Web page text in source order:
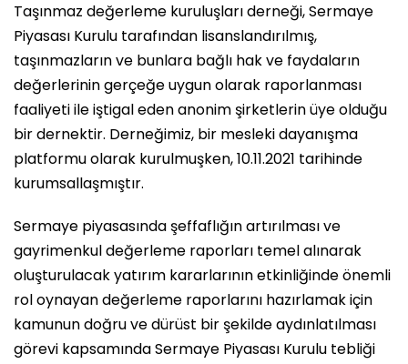
Taşınmaz değerleme kuruluşları derneği, Sermaye
Piyasası Kurulu tarafından lisanslandırılmış,
taşınmazların ve bunlara bağlı hak ve faydaların
değerlerinin gerçeğe uygun olarak raporlanması
faaliyeti ile iştigal eden anonim şirketlerin üye olduğu
bir dernektir. Derneğimiz, bir mesleki dayanışma
platformu olarak kurulmuşken, 10.11.2021 tarihinde
kurumsallaşmıştır.
Sermaye piyasasında şeffaflığın artırılması ve
gayrimenkul değerleme raporları temel alınarak
oluşturulacak yatırım kararlarının etkinliğinde önemli
rol oynayan değerleme raporlarını hazırlamak için
kamunun doğru ve dürüst bir şekilde aydınlatılması
görevi kapsamında Sermaye Piyasası Kurulu tebliği